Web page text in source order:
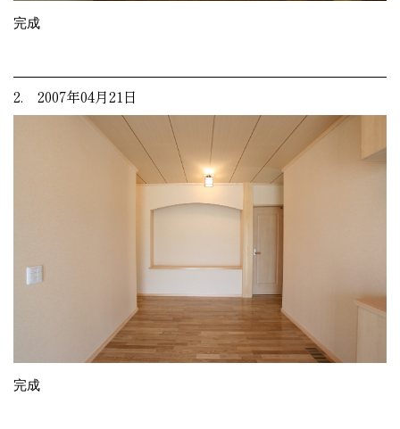
完成
2. 2007年04月21日
完成